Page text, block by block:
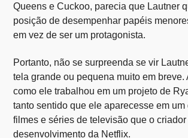
Queens e Cuckoo, parecia que Lautner
posição de desempenhar papéis
em vez de ser um protagonista.
Portanto, não se surpreenda se vir
tela grande ou pequena muito em breve.
como ele trabalhou em um projeto de
tanto sentido que ele aparecesse em um
filmes e séries de televisão que o criador
desenvolvimento da Netflix.